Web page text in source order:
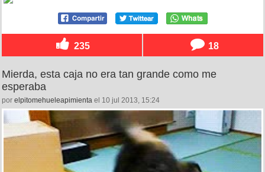
235 18
Mierda, esta caja no era tan grande como me
esperaba
por elpitomehueleapimienta el 10 jul 2013, 15:24